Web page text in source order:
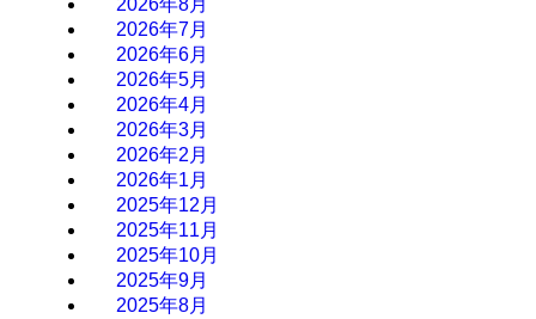
2026年8月
2026年7月
2026年6月
2026年5月
2026年4月
2026年3月
2026年2月
2026年1月
2025年12月
2025年11月
2025年10月
2025年9月
2025年8月